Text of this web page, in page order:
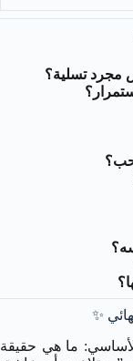
مجرد تسلية؟
✨
ما هي حقيقة